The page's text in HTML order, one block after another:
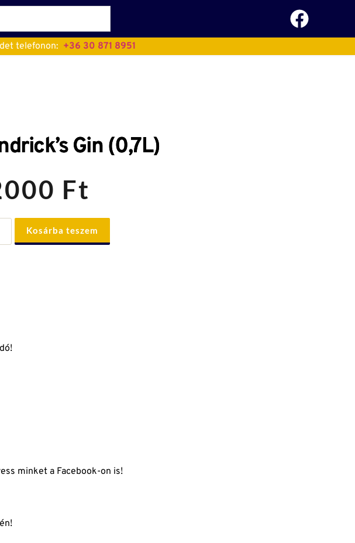
telefonon: +36 30 871 8951
Gin (0,7L)
Ft
Kosárba teszem
minket a Facebook-on is!